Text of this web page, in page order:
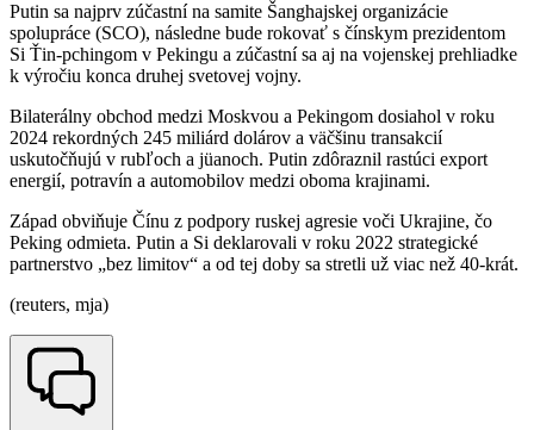
Putin sa najprv zúčastní na samite Šanghajskej organizácie
spolupráce (SCO), následne bude rokovať s čínskym prezidentom
Si Ťin-pchingom v Pekingu a zúčastní sa aj na vojenskej prehliadke
k výročiu konca druhej svetovej vojny.
Bilaterálny obchod medzi Moskvou a Pekingom dosiahol v roku
2024 rekordných 245 miliárd dolárov a väčšinu transakcií
uskutočňujú v rubľoch a jüanoch. Putin zdôraznil rastúci export
energií, potravín a automobilov medzi oboma krajinami.
Západ obviňuje Čínu z podpory ruskej agresie voči Ukrajine, čo
Peking odmieta. Putin a Si deklarovali v roku 2022 strategické
partnerstvo „bez limitov“ a od tej doby sa stretli už viac než 40-krát.
(reuters, mja)